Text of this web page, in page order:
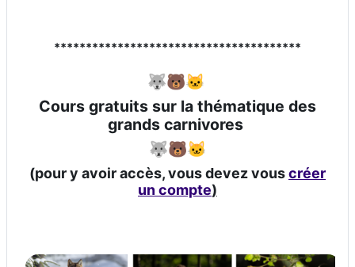
***************************************
🐺🐻🐱
Cours gratuits sur la thématique des
grands carnivores
🐺🐻🐱
(pour y avoir accès, vous devez vouscréer
un compte)